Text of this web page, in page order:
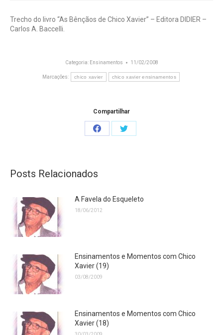
Trecho do livro “As Bênçãos de Chico Xavier” – Editora DIDIER –
Carlos A. Baccelli.
Categoria: Ensinamentos 11/02/2008
Marcações: chico xavier chico xavier ensinamentos
Compartilhar
Share
Share
Posts Relacionados
A Favela do Esqueleto
18/06/2012
Ensinamentos e Momentos com Chico
Xavier (19)
03/08/2009
Ensinamentos e Momentos com Chico
Xavier (18)